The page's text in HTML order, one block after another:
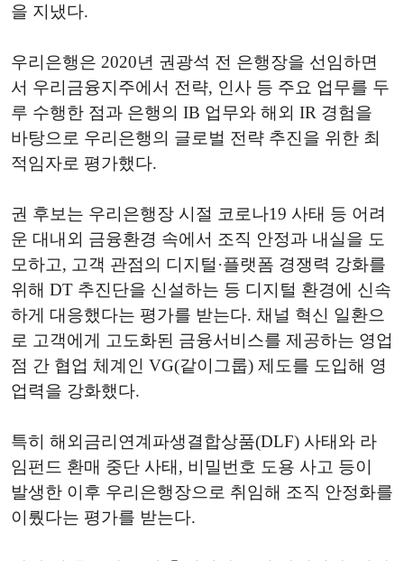
을 지냈다.
우리은행은 2020년 권광석 전 은행장을 선임하면
서 우리금융지주에서 전략, 인사 등 주요 업무를 두
루 수행한 점과 은행의 IB 업무와 해외 IR 경험을
바탕으로 우리은행의 글로벌 전략 추진을 위한 최
적임자로 평가했다.
권 후보는 우리은행장 시절 코로나19 사태 등 어려
운 대내외 금융환경 속에서 조직 안정과 내실을 도
모하고, 고객 관점의 디지털·플랫폼 경쟁력 강화를
위해 DT 추진단을 신설하는 등 디지털 환경에 신속
하게 대응했다는 평가를 받는다. 채널 혁신 일환으
로 고객에게 고도화된 금융서비스를 제공하는 영업
점 간 협업 체계인 VG(같이그룹) 제도를 도입해 영
업력을 강화했다.
특히 해외금리연계파생결합상품(DLF) 사태와 라
임펀드 환매 중단 사태, 비밀번호 도용 사고 등이
발생한 이후 우리은행장으로 취임해 조직 안정화를
이뤘다는 평가를 받는다.